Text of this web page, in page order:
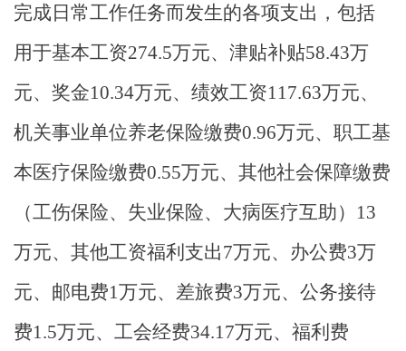
完成日常工作任务而发生的各项支出，包括
用于基本工资274.5万元、津贴补贴58.43万
元、奖金10.34万元、绩效工资117.63万元、
机关事业单位养老保险缴费0.96万元、职工基
本医疗保险缴费0.55万元、其他社会保障缴费
（工伤保险、失业保险、大病医疗互助） 13
万元、其他工资福利支出7万元、办公费3万
元、邮电费1万元、差旅费3万元、公务接待
费1.5万元、工会经费34.17万元、福利费